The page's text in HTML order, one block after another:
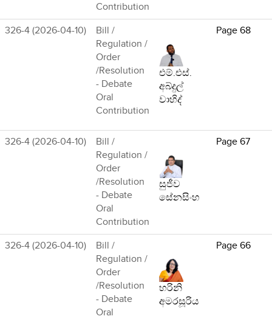
Contribution
326-4 (2026-04-10)
Bill /
Regulation /
Order
/Resolution
- Debate
Oral
Contribution
එම්.එස්.
අබ්දුල්
වාහිද්
Page 68
326-4 (2026-04-10)
Bill /
Regulation /
Order
/Resolution
- Debate
Oral
Contribution
සුජීව
සේනසිංහ
Page 67
326-4 (2026-04-10)
Bill /
Regulation /
Order
/Resolution
- Debate
Oral
හරිනි
අමරසූරිය
Page 66